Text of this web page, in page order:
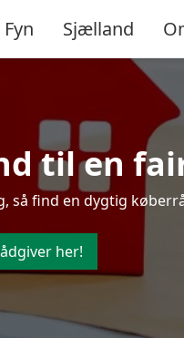
Fyn Sjælland
til en
så find en dygtig
her!